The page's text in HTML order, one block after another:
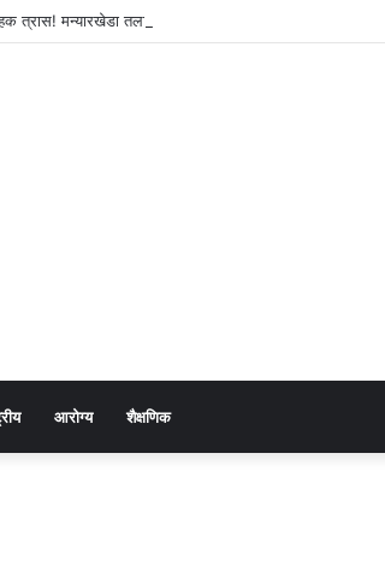
त्रास! मन्यारखेडा तलाव प्रकरण : सखोल चौकशी करण्याची मागणी
आरोग्य शैक्षणिक